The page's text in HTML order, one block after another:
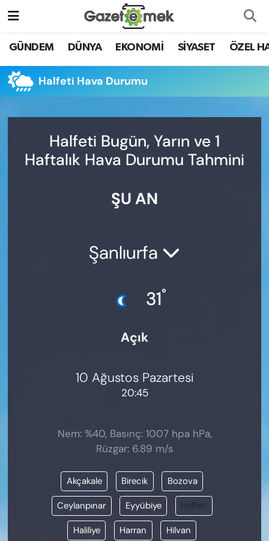
GÜNDEM DÜNYA EKONOMİ SİYASET ÖZEL
Halfeti Hava Durumu
Halfeti Bugün, Yarın ve 1
Haftalık Hava Durumu Tahmini
ŞU AN
Şanlıurfa
31°
Açık
10 Ağustos Pazartesi
20:45
Nem: %40, Basınç: 1007 hpa hPa,
Rüzgar: 6.89 m/s
Akçakale Birecik Bozova
Ceylanpınar Eyyübiye Halfeti
Haliliye Harran Hilvan
DÜNYA
EKONOMİ
YENİ MEDYADA EMEK
GAZETECİLİĞİNİ GELİŞTİRMEK
ÖZEL HABER
SİYASET
VAN VE DİYARBAKIR HABERLERİ
Nöbetçi Eczaneler
Hava Durumu
Trafik Durumu
Süper Lig Puan Durumu ve Fikstür
Haber Arşivi